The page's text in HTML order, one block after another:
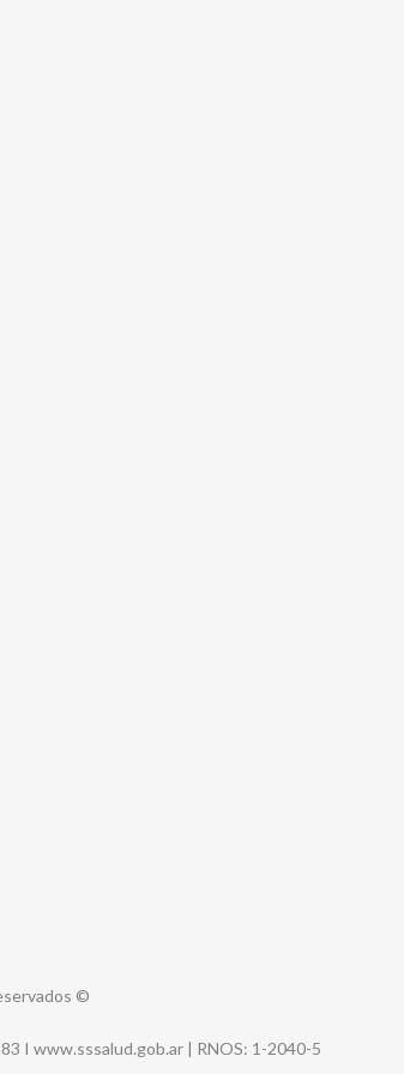
©
I www.sssalud.gob.ar | RNOS: 1-2040-5